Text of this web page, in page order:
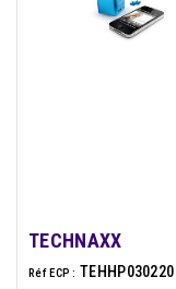
TECHNAXX
Réf ECP : TEHHP030220